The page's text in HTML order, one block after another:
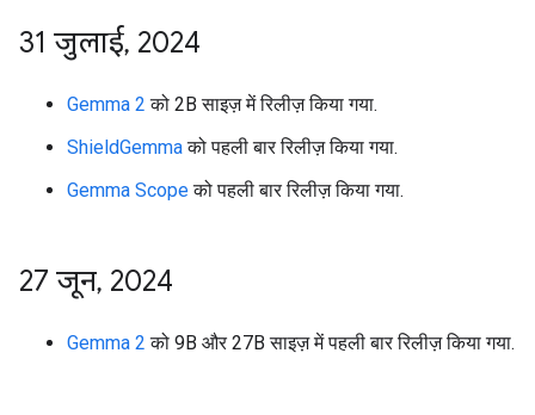
31 जुलाई, 2024
Gemma 2 को 2B साइज़ में रिलीज़ किया गया.
ShieldGemmaको पहली बार रिलीज़ किया गया.
Gemma Scopeको पहली बार रिलीज़ किया गया.
27 जून, 2024
Gemma 2 को 9B और 27B साइज़ में पहली बार रिलीज़ किया गया.